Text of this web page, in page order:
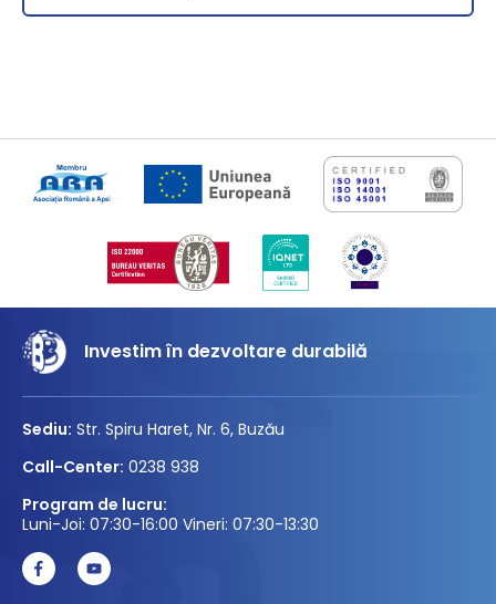
Investim în dezvoltare durabilă
Sediu: Str. Spiru Haret, Nr. 6, Buzău
Call-Center: 0238 938
Program de lucru:
Luni-Joi: 07:30-16:00 Vineri: 07:30-13:30